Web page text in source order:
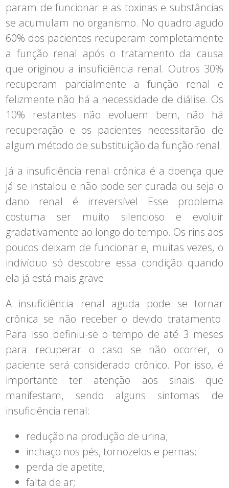
param de funcionar e as toxinas e substâncias
se acumulam no organismo. No quadro agudo
60% dos pacientes recuperam completamente
a função renal após o tratamento da causa
que originou a insuficiência renal. Outros 30%
recuperam parcialmente a função renal e
felizmente não há a necessidade de diálise. Os
10% restantes não evoluem bem, não há
recuperação e os pacientes necessitarão de
algum método de substituição da função renal.
Já a insuficiência renal crônica é a doença que
já se instalou e não pode ser curada ou seja o
dano renal é irreversível Esse problema
costuma ser muito silencioso e evoluir
gradativamente ao longo do tempo. Os rins aos
poucos deixam de funcionar e, muitas vezes, o
indivíduo só descobre essa condição quando
ela já está mais grave.
A insuficiência renal aguda pode se tornar
crônica se não receber o devido tratamento.
Para isso definiu-se o tempo de até 3 meses
para recuperar o caso se não ocorrer, o
paciente será considerado crônico. Por isso, é
importante ter atenção aos sinais que
manifestam, sendo alguns sintomas de
insuficiência renal:
redução na produção de urina;
inchaço nos pés, tornozelos e pernas;
perda de apetite;
falta de ar;